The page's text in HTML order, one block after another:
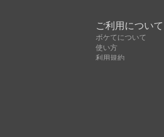
ご利用について
ボケてについて
使い方
利用規約